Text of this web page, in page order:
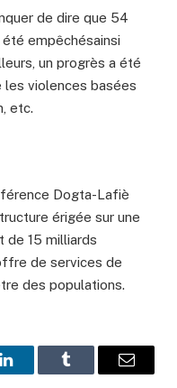
de dire que 54
empêchésainsi
un progrès a été
violences basées
etc.
Dogta-Lafiè
érigée sur une
de 15 milliards
de services de
des populations.
LinkedInTumblr Email